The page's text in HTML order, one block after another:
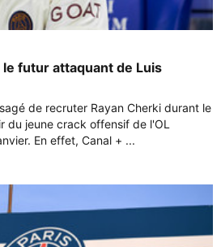
le futur attaquant de Luis
de recruter Rayan Cherki durant le
du jeune crack offensif de l'OL
En effet, Canal + ...